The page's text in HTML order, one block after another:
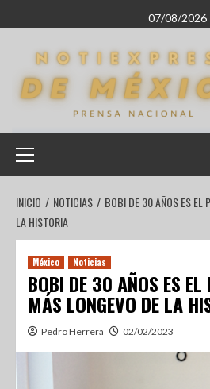
07/08/2026
INICIO NOTICIAS
BOBI DE 30 AÑOS ES EL
LA HISTORIA
México Noticias
BOBI DE 30 AÑOS ES EL
MÁS LONGEVO DE LA
Pedro Herrera 02/02/2023